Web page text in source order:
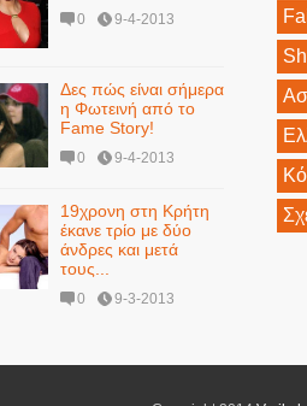
0 9-4-2013
Δες πώς είναι σήμερα
η Φωτεινή από το
Fame Story!
0 9-4-2013
19χρονη στη Κρήτη
έκανε τρίο με δύο
άνδρες και μετά
τους...
0 9-3-2013